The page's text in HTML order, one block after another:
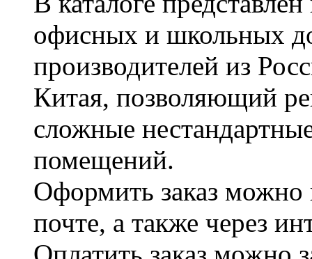
офисных и школьных
производителей из
Китая, позволяющий
сложные
помещений.
Оформить заказ можно
почте, а также через